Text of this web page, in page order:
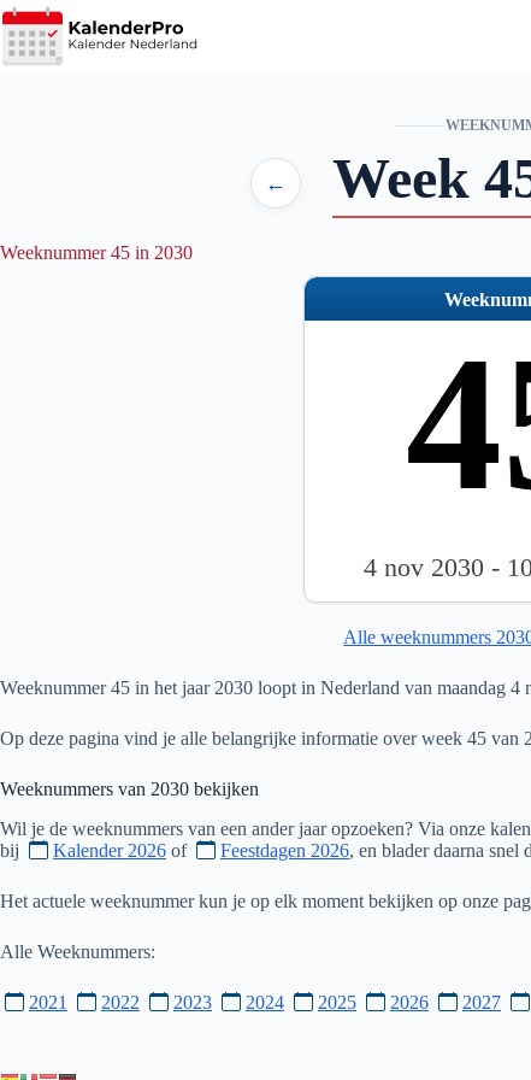
Ga
naar
de
← Week
Weeknummer 45 in 2030
4 nov 2030 -
Alle weeknummers
Weeknummer 45 in het jaar 2030 loopt in Nederland van maandag
Op deze pagina vind je alle belangrijke informatie over week 45 van
Weeknummers van 2030 bekijken
Wil je de weeknummers van een ander jaar opzoeken? Via onze
bij
Kalender 2026 of Feestdagen 2026, en blader daarna snel
Het actuele weeknummer kun je op elk moment bekijken op onze
Alle Weeknummers:
2021 2022 2023 2024 2025 2026 2027